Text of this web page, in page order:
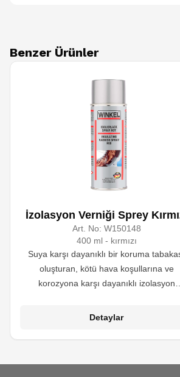
Benzer Ürünler
İzolasyon Verniği Sprey
Art. No: W150148
400 ml - kırmızı
Suya karşı dayanıklı bir koruma
oluşturan, kötü hava koşullarına ve
korozyona karşı dayanıklı izolasyon
53482 standartını karşılar. Özellikle
Elektronik ürünlerin tamir ve bakım
Detaylar